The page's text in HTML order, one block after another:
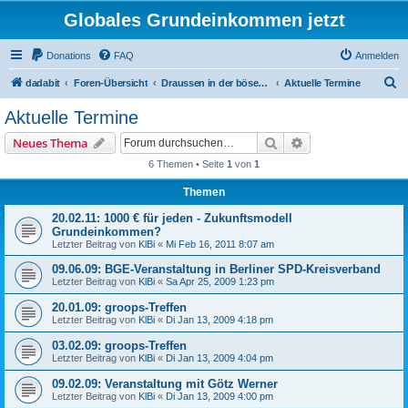
Globales Grundeinkommen jetzt
Donations FAQ Anmelden
dadabit Foren-Übersicht Draussen in der bösen Welt Aktuelle Termine
Aktuelle Termine
Neues Thema Suche
6 Themen • Seite 1 von 1
Themen
20.02.11: 1000 € für jeden - Zukunftsmodell
Grundeinkommen?
Letzter Beitrag von KlBi « Mi Feb 16, 2011 8:07 am
09.06.09: BGE-Veranstaltung in Berliner SPD-Kreisverband
Letzter Beitrag von KlBi « Sa Apr 25, 2009 1:23 pm
20.01.09: groops-Treffen
Letzter Beitrag von KlBi « Di Jan 13, 2009 4:18 pm
03.02.09: groops-Treffen
Letzter Beitrag von KlBi « Di Jan 13, 2009 4:04 pm
09.02.09: Veranstaltung mit Götz Werner
Letzter Beitrag von KlBi « Di Jan 13, 2009 4:00 pm